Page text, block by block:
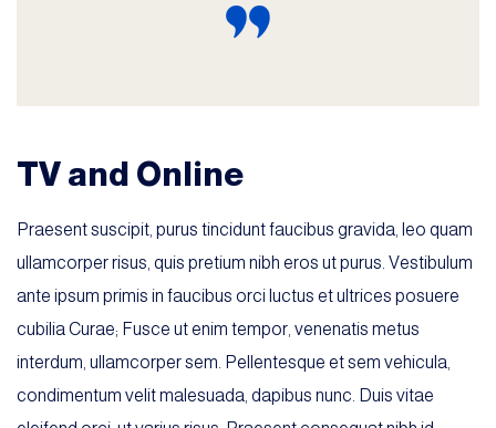
TV and Online
Praesent suscipit, purus tincidunt faucibus gravida, leo quam
ullamcorper risus, quis pretium nibh eros ut purus. Vestibulum
ante ipsum primis in faucibus orci luctus et ultrices posuere
cubilia Curae; Fusce ut enim tempor, venenatis metus
interdum, ullamcorper sem. Pellentesque et sem vehicula,
condimentum velit malesuada, dapibus nunc. Duis vitae